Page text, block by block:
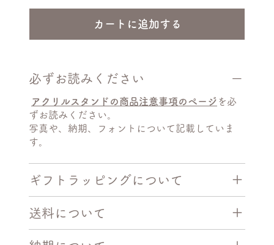
カートに追加する
必ずお読みください
アクリルスタンドの商品注意事項のページ を必
ずお読みください。
写真や、納期、フォントについて記載していま
す。
ギフトラッピングについて
送料について